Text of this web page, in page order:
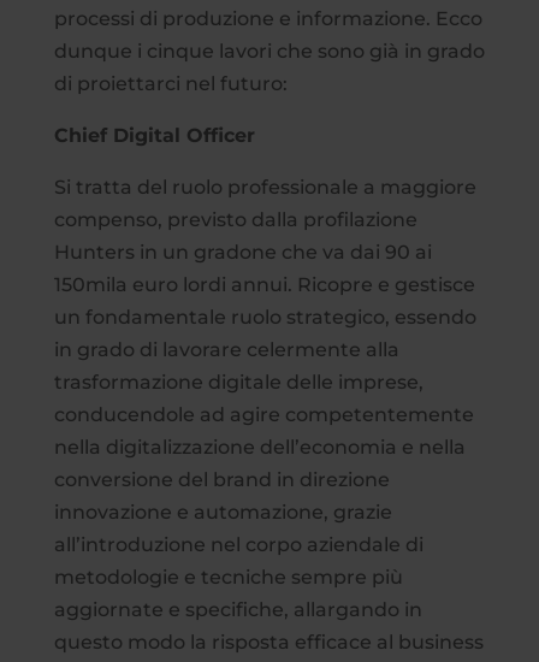
processi di produzione e informazione. Ecco
dunque i cinque lavori che sono già in grado
di proiettarci nel futuro:
Chief Digital Officer
Si tratta del ruolo professionale a maggiore
compenso, previsto dalla profilazione
Hunters in un gradone che va dai 90 ai
150mila euro lordi annui. Ricopre e gestisce
un fondamentale ruolo strategico, essendo
in grado di lavorare celermente alla
trasformazione digitale delle imprese,
conducendole ad agire competentemente
nella digitalizzazione dell’economia e nella
conversione del brand in direzione
innovazione e automazione, grazie
all’introduzione nel corpo aziendale di
metodologie e tecniche sempre più
aggiornate e specifiche, allargando in
questo modo la risposta efficace al business